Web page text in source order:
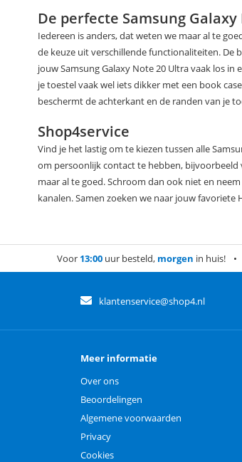
De perfecte Samsung
Iedereen is anders, dat weten we maar al te
de keuze uit verschillende functionaliteiten. De
jouw Samsung Galaxy Note 20 Ultra vaak los
je toestel vaak wel iets dikker met een book
beschermt de achterkant en de randen van je
Shop4service
Vind je het lastig om te kiezen tussen alle
om persoonlijk contact te hebben, bijvoorbeeld
maar al te goed. Schroom dan ook niet en
kanalen. Samen zoeken we naar jouw favoriete
Voor 13:00 uur besteld, morgen in huis!
klantenservice@shop4.nl
Meer informatie
Over ons
Beoordelingen
Algemene voorwaarden
Privacy
Cookies